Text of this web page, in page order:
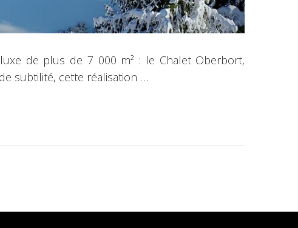
de plus de 7 000 m² : le Chalet Oberbort,
subtilité, cette réalisation …